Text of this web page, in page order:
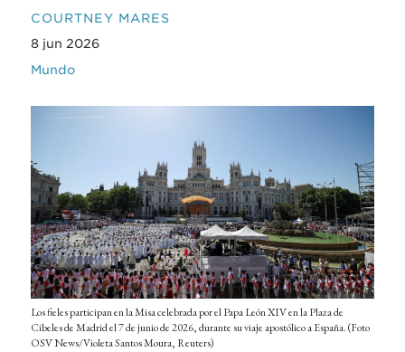
COURTNEY MARES
8 jun 2026
Mundo
Los fieles participan en la Misa celebrada por el Papa León XIV en la Plaza de
Cibeles de Madrid el 7 de junio de 2026, durante su viaje apostólico a España. (Foto
OSV News/Violeta Santos Moura, Reuters)